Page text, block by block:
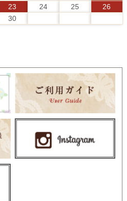
23 24 25
26
30